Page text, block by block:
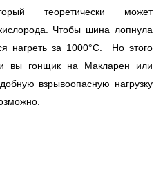
теоретически может
Чтобы шина лопнула
нагреть за 1000°С. Но этого
вы гонщик на Макларен или
взрывоопасную нагрузку